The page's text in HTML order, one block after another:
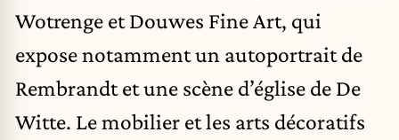
Wotrenge et Douwes Fine Art, qui
expose notamment un autoportrait de
Rembrandt et une scène d’église de De
Witte. Le mobilier et les arts décoratifs